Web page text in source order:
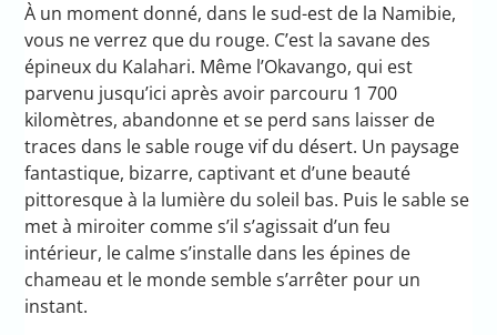
À un moment donné, dans le sud-est de la Namibie,
vous ne verrez que du rouge. C’est la savane des
épineux du Kalahari. Même l’Okavango, qui est
parvenu jusqu’ici après avoir parcouru 1 700
kilomètres, abandonne et se perd sans laisser de
traces dans le sable rouge vif du désert. Un paysage
fantastique, bizarre, captivant et d’une beauté
pittoresque à la lumière du soleil bas. Puis le sable se
met à miroiter comme s’il s’agissait d’un feu
intérieur, le calme s’installe dans les épines de
chameau et le monde semble s’arrêter pour un
instant.